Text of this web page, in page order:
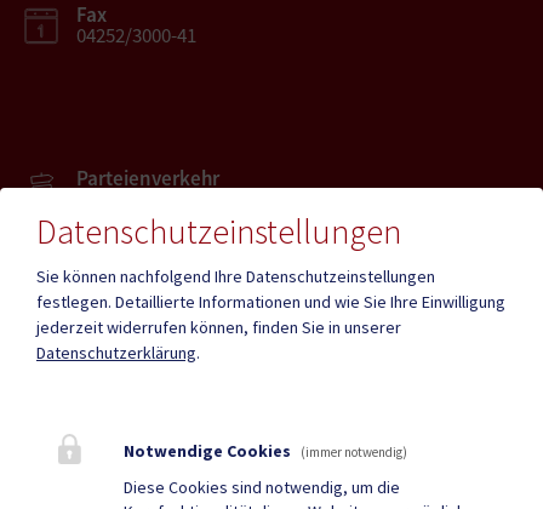
Fax
04252/3000-41
Parteienverkehr
Amtsstunden
Heute , 08.00 bis 12.00 Uhr , 13.00 bis 16.00 Uhr
Quicklinks
Datenschutzeinstellungen
Sie können nachfolgend Ihre Datenschutzeinstellungen
festlegen. Detaillierte Informationen und wie Sie Ihre Einwilligung
jederzeit widerrufen können, finden Sie in unserer
Datenschutzerklärung.
Notwendige Cookies (immer notwendig)
Diese Cookies sind notwendig, um die